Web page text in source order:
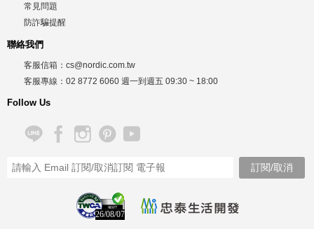
常見問題
防詐騙提醒
聯絡我們
客服信箱： cs@nordic.com.tw
客服專線： 02 8772 6060 週一到週五 09:30 ~ 18:00
Follow Us
26/08/07